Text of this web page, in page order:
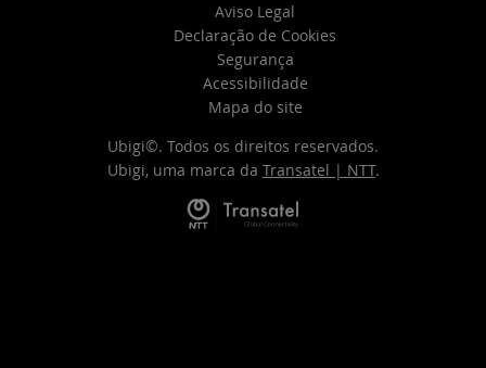
Aviso Legal
Declaração de Cookies
Segurança
Acessibilidade
Mapa do site
Ubigi©. Todos os direitos reservados.
Ubigi, uma marca da Transatel | NTT.